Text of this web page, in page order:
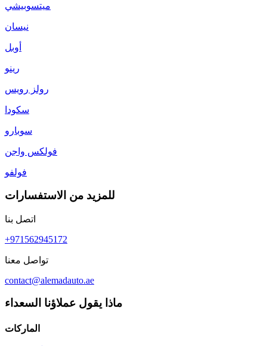
ميتسوبيشي
نيسان
أوبل
رينو
رولز رويس
سكودا
سوبارو
فولكس واجن
فولفو
للمزيد من الاستفسارات
اتصل بنا
+971562945172
تواصل معنا
contact@alemadauto.ae
ماذا يقول عملاؤنا السعداء
الماركات